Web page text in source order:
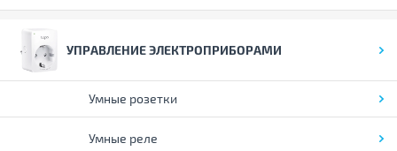
УПРАВЛЕНИЕ ЭЛЕКТРОПРИБОРАМИ
Умные розетки
Умные реле